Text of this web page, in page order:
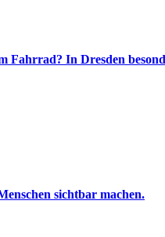
Fahrrad? In Dresden
sichtbar machen.